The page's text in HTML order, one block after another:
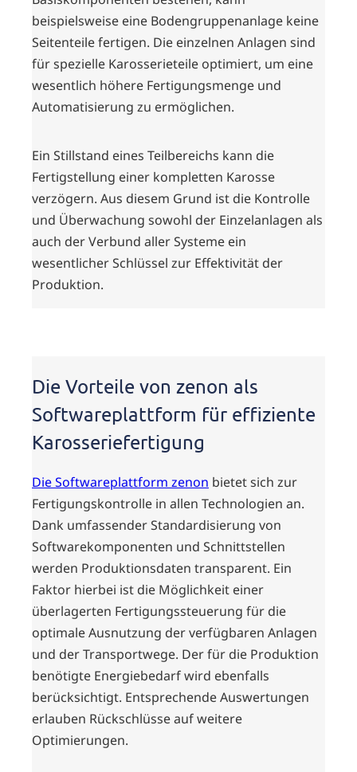
beispielsweise eine Bodengruppenanlage keine
Seitenteile fertigen. Die einzelnen Anlagen sind
für spezielle Karosserieteile optimiert, um eine
wesentlich höhere Fertigungsmenge und
Automatisierung zu ermöglichen.
Ein Stillstand eines Teilbereichs kann die
Fertigstellung einer kompletten Karosse
verzögern. Aus diesem Grund ist die Kontrolle
und Überwachung sowohl der Einzelanlagen als
auch der Verbund aller Systeme ein
wesentlicher Schlüssel zur Effektivität der
Produktion.
Die Vorteile von zenon als
Softwareplattform für effiziente
Karosseriefertigung
Die Softwareplattform zenon bietet sich zur
Fertigungskontrolle in allen Technologien an.
Dank umfassender Standardisierung von
Softwarekomponenten und Schnittstellen
werden Produktionsdaten transparent. Ein
Faktor hierbei ist die Möglichkeit einer
überlagerten Fertigungssteuerung für die
optimale Ausnutzung der verfügbaren Anlagen
und der Transportwege. Der für die Produktion
benötigte Energiebedarf wird ebenfalls
berücksichtigt. Entsprechende Auswertungen
erlauben Rückschlüsse auf weitere
Optimierungen.